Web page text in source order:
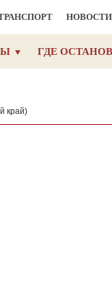
НОВОСТИ
ГДЕ
край)